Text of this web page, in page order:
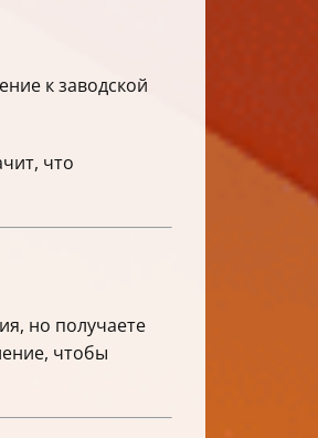
к заводской
что
но получаете
чтобы